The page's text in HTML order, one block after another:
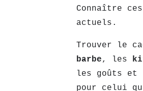
Connaître
actuels.
Trouver le
barbe, les
les goûts et
pour celui